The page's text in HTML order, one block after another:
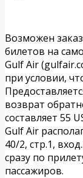
Возможен
билетов на
Gulf Air
при условии,
возврат
составляет 55
Gulf Air
40/2, стр.1,
сразу по
пассажиров.